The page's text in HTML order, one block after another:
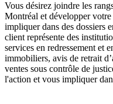
Vous désirez joindre les
Montréal et développer
impliquer dans des dossiers
client représente des
services en redressement et
immobiliers, avis de retrait
ventes sous contrôle de
l'action et vous impliquer